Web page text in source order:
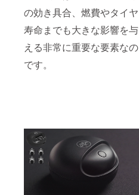
の効き具合、燃費やタイヤ
寿命までも大きな影響を与
える非常に重要な要素なの
です。